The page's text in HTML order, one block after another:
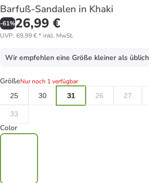
Barfuß-Sandalen in Khaki
-61%26,99 €
UVP: 69,99 €* inkl. MwSt.
Wir empfehlen eine Größe kleiner als üblich
GrößeNur noch 1 verfügbar
25
30 31 26 27
33
Color